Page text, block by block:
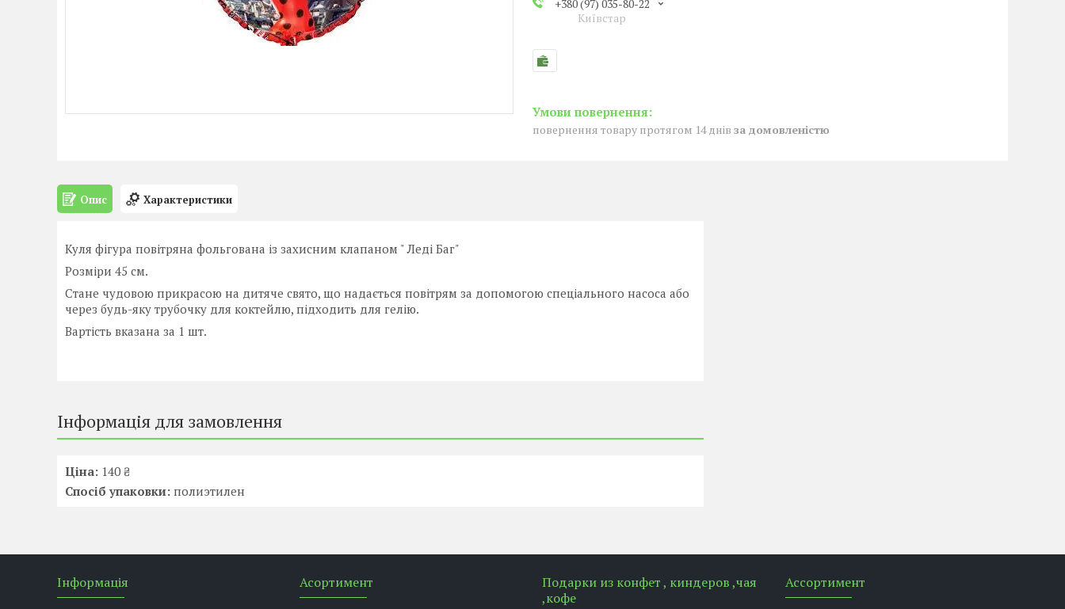
+380 (97) 035-80-22
Київстар
повернення товару протягом 14 днів за домовленістю
Опис Характеристики
Куля фігура повітряна фольгована із захисним клапаном " Леді Баг"
Розміри 45 см.
Стане чудовою прикрасою на дитяче свято, що надається повітрям за допомогою спеціального насоса або
через будь-яку трубочку для коктейлю, підходить для гелію.
Вартість вказана за 1 шт.
Інформація для замовлення
Ціна: 140 ₴
Спосіб упаковки: полиэтилен
Інформація Асортимент
Подарки из конфет , киндеров ,чая
,кофе
Ассортимент